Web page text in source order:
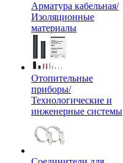
Арматура кабельная/
Изоляционные
материалы
Отопительные
приборы/
Технологические и
инженерные системы